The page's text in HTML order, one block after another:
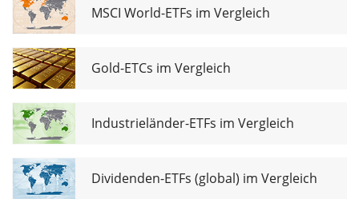
MSCI World-ETFs im Vergleich
Gold-ETCs im Vergleich
Industrieländer-ETFs im Vergleich
Dividenden-ETFs (global) im Vergleich